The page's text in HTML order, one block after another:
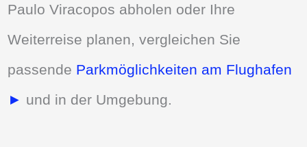
Paulo Viracopos abholen oder Ihre
Weiterreise planen, vergleichen Sie
passende Parkmöglichkeiten am Flughafen
► und in der Umgebung.